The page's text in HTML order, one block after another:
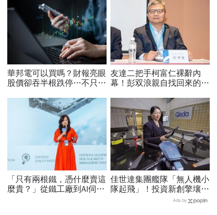
華邦電可以買嗎？財報亮眼
股價卻吞半根跌停…不只外
張利空，要抱要殺全看2重
友達二把手柯富仁裸辭內
幕！彭双浪親自找回來的接
「落後群創」成最後稻草？
「只有兩根鐵，憑什麼賣這
麼貴？」從鐵工廠到AI伺服
佳世達集團艦隊「無人機小
隊起飛」！投資新創擎壤、
翔隆，總座親督軍養大精
Ads by